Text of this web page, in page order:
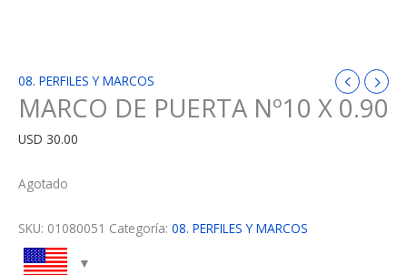
08. PERFILES Y MARCOS
MARCO DE PUERTA Nº10 X 0.90
USD 30.00
Agotado
SKU: 01080051 Categoría: 08. PERFILES Y MARCOS